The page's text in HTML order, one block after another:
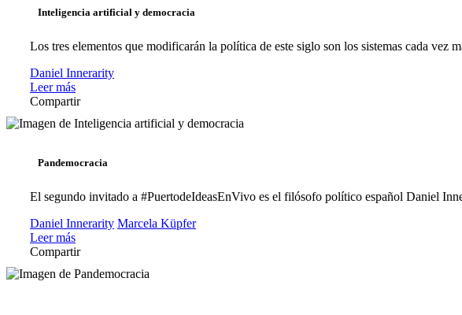
Inteligencia artificial y democracia
Los tres elementos que modificarán la política de este siglo son los sistemas cada vez
Daniel Innerarity
Leer más
Compartir
Pandemocracia
El segundo invitado a #PuertodeIdeasEnVivo es el filósofo político español Daniel
Daniel Innerarity Marcela Küpfer
Leer más
Compartir